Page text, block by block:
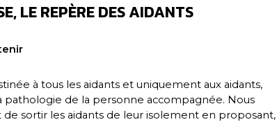
LE REPÈRE DES AIDANTS
à tous les aidants et uniquement aux aidants,
pathologie de la personne accompagnée. Nous
de sortir les aidants de leur isolement en proposant,